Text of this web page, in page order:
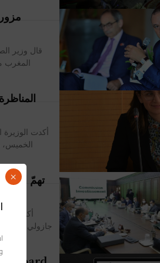
قال وزير
المغرب
أكدت الوزيرة
الخميس،
أكد
جازولي، أن
×